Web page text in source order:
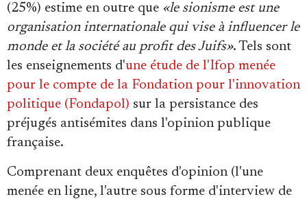
(25%) estime en outre que «le sionisme est une
organisation internationale qui vise à influencer le
monde et la société au profit des Juifs». Tels sont
les enseignements d'une étude de l'Ifop menée
pour le compte de la Fondation pour l'innovation
politique (Fondapol) sur la persistance des
préjugés antisémites dans l'opinion publique
française.
Comprenant deux enquêtes d'opinion (l'une
menée en ligne, l'autre sous forme d'interview de